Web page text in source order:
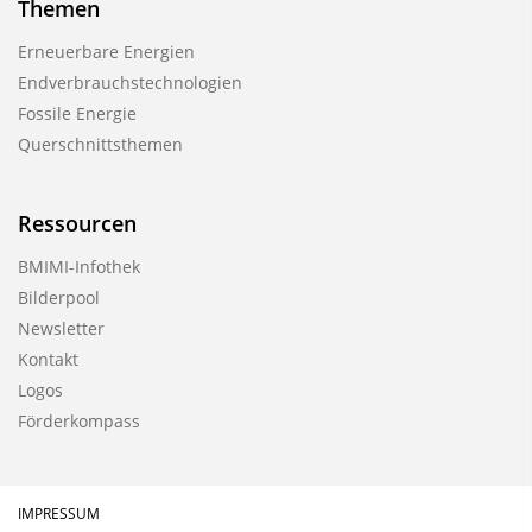
Themen
Erneuerbare Energien
Endverbrauchstechnologien
Fossile Energie
Querschnittsthemen
Ressourcen
BMIMI-Infothek
Bilderpool
Newsletter
Kontakt
Logos
Förderkompass
IMPRESSUM